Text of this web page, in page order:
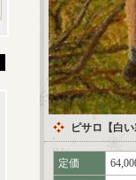
ピサロ【白
定価